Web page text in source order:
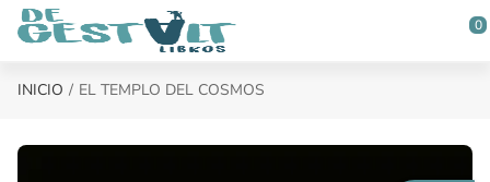
Saltar al contenido principal
0
INICIO EL TEMPLO DEL COSMOS